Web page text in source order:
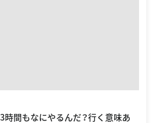
バス(終電)に無事乗車し、山梨市